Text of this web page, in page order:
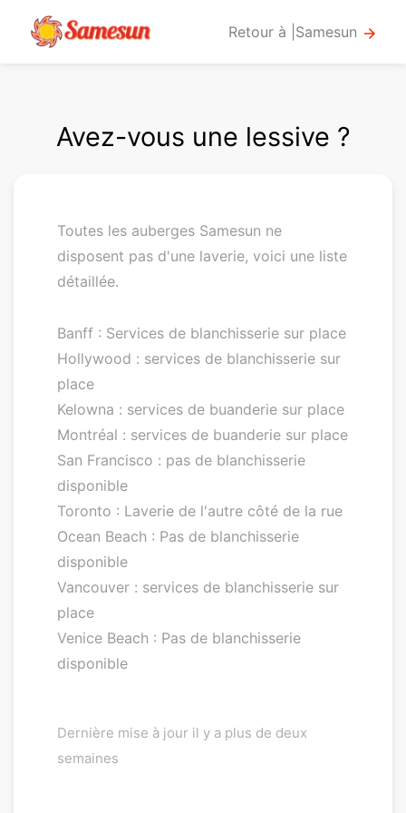
Retour à |Samesun arrow_forward
Avez-vous une lessive ?
Toutes les auberges Samesun ne
disposent pas d'une laverie, voici une liste
détaillée.
Banff : Services de blanchisserie sur place
Hollywood : services de blanchisserie sur
place
Kelowna : services de buanderie sur place
Montréal : services de buanderie sur place
San Francisco : pas de blanchisserie
disponible
Toronto : Laverie de l'autre côté de la rue
Ocean Beach : Pas de blanchisserie
disponible
Vancouver : services de blanchisserie sur
place
Venice Beach : Pas de blanchisserie
disponible
Dernière mise à jour il y a plus de deux
semaines